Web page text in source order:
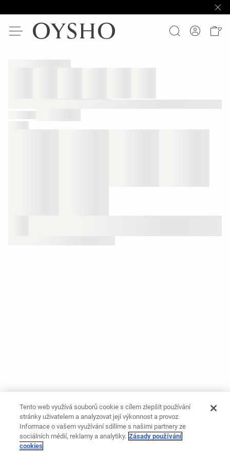
Tento web využívá souborů cookie s cílem zlepšit používání
stránky uživatelem a analyzovat její výkonnost a provoz.
Informace o vašem využívání sdílíme s našimi partnery ze
sociálních médií, reklamy a analytiky. Zásady používání
cookies